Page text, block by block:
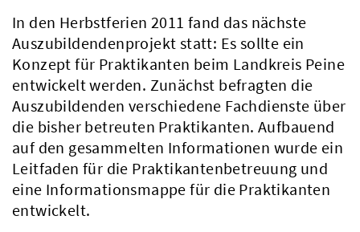
In den Herbstferien 2011 fand das nächste
Auszubildendenprojekt statt: Es sollte ein
Konzept für Praktikanten beim Landkreis Peine
entwickelt werden. Zunächst befragten die
Auszubildenden verschiedene Fachdienste über
die bisher betreuten Praktikanten. Aufbauend
auf den gesammelten Informationen wurde ein
Leitfaden für die Praktikantenbetreuung und
eine Informationsmappe für die Praktikanten
entwickelt.